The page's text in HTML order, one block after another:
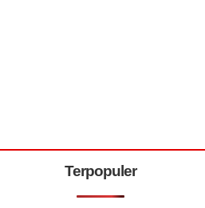
Terpopuler